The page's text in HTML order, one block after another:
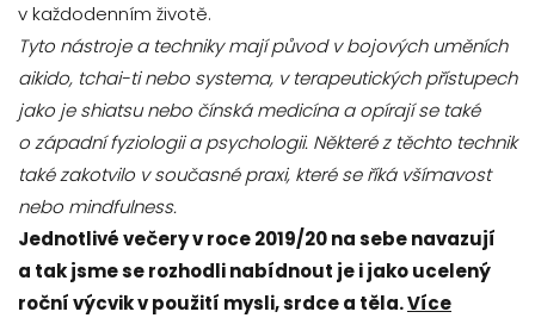
v každodenním životě.
Tyto nástroje a techniky mají původ v bojových uměních
aikido, tchai-ti nebo systema, v terapeutických přístupech
jako je shiatsu nebo čínská medicína a opírají se také
o západní fyziologii a psychologii. Některé z těchto technik
také zakotvilo v současné praxi, které se říká všímavost
nebo mindfulness.
Jednotlivé večery v roce 2019/20 na sebe navazují
a tak jsme se rozhodli nabídnout je i jako ucelený
roční výcvik v použití mysli, srdce a těla.Více